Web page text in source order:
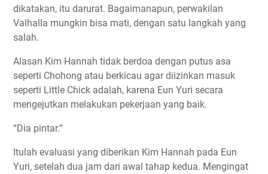
dikatakan, itu darurat. Bagaimanapun, perwakilan
Valhalla mungkin bisa mati, dengan satu langkah yang
salah.
Alasan Kim Hannah tidak berdoa dengan putus asa
seperti Chohong atau berkicau agar diizinkan masuk
seperti Little Chick adalah, karena Eun Yuri secara
mengejutkan melakukan pekerjaan yang baik.
“Dia pintar.”
Itulah evaluasi yang diberikan Kim Hannah pada Eun
Yuri, setelah dua jam dari awal tahap kedua. Mengingat